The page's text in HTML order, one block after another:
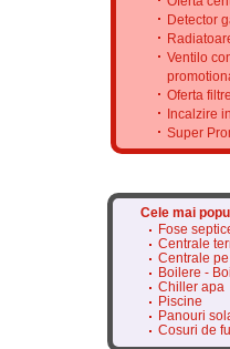
Detector
Ventilo
Oferta
Incalzire
Super
Cele mai
Fose
Centrale
Centrale
Boilere -
Chiller apa
Piscine
Panouri
Cosuri de